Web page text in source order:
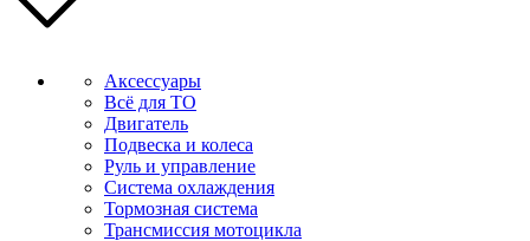
Аксессуары
Всё для ТО
Двигатель
Подвеска и колеса
Руль и управление
Система охлаждения
Тормозная система
Трансмиссия мотоцикла